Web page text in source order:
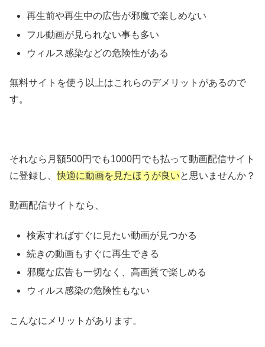
再生前や再生中の広告が邪魔で楽しめない
フル動画が見られない事も多い
ウィルス感染などの危険性がある
無料サイトを使う以上はこれらのデメリットがあるので
す。
それなら月額500円でも1000円でも払って動画配信サイト
に登録し、快適に動画を見たほうが良いと思いませんか？
動画配信サイトなら、
検索すればすぐに見たい動画が見つかる
続きの動画もすぐに再生できる
邪魔な広告も一切なく、高画質で楽しめる
ウィルス感染の危険性もない
こんなにメリットがあります。